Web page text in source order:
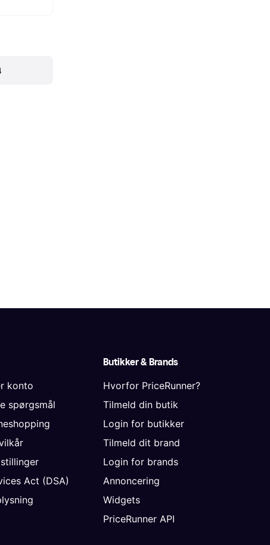
konto
spørgsmål
Act (DSA)
Butikker & Brands
Hvorfor PriceRunner?
Tilmeld din butik
Login for butikker
Tilmeld dit brand
Login for brands
Annoncering
Widgets
PriceRunner API